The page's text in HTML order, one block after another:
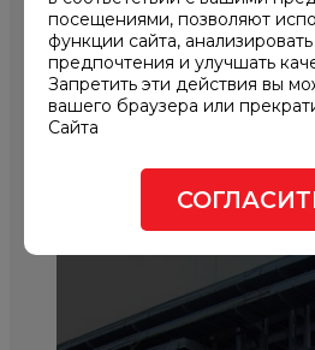
посещениями, позволяют
функции сайта,
предпочтения и улучшать
Запретить эти действия вы
вашего браузера или
Сайта